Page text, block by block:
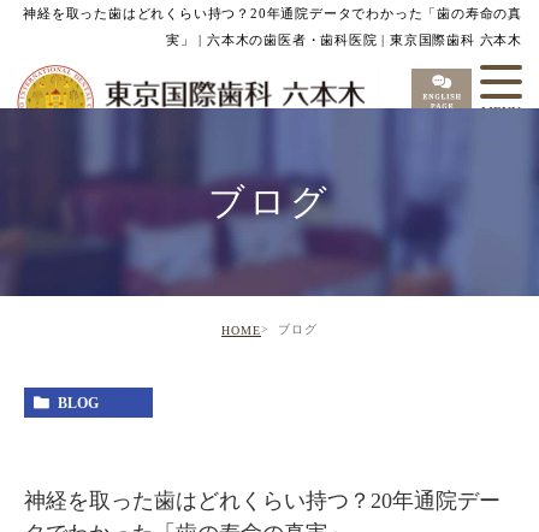
神経を取った歯はどれくらい持つ？20年通院データでわかった「歯の寿命の真
実」 | 六本木の歯医者・歯科医院 | 東京国際歯科 六本木
ブログ
HOME ブログ
BLOG
神経を取った歯はどれくらい持つ？20年通院デー